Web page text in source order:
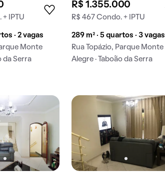
+ IPTU
· 2 vagas
Monte
da Serra
R$ 1.355.000
R$ 467 Condo. + IPTU
289 m² · 5 quartos · 3 vagas
Rua Topázio, Parque Monte
Alegre · Taboão da Serra